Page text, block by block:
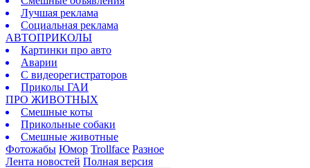
Лучшая реклама
Социальная реклама
АВТОПРИКОЛЫ
Картинки про авто
Аварии
С видеорегистраторов
Приколы ГАИ
ПРО ЖИВОТНЫХ
Смешные коты
Прикольные собаки
Смешные животные
Фотожабы Юмор Trollface Разное
Лента новостей Полная версия